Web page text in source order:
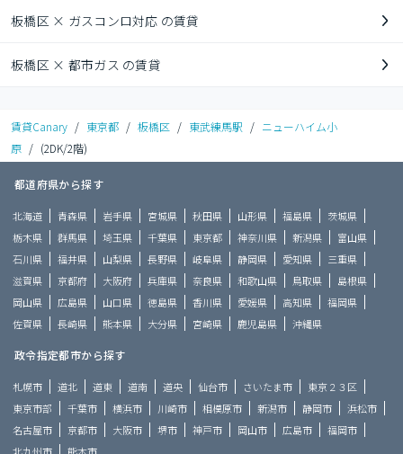
板橋区 × ガスコンロ対応 の賃貸
板橋区 × 都市ガス の賃貸
賃貸Canary / 東京都 / 板橋区 / 東武練馬駅 / ニューハイム小
原 / (2DK/2階)
都道府県から探す
北海道 青森県 岩手県 宮城県 秋田県 山形県 福島県
茨城県
栃木県
群馬県 埼玉県 千葉県 東京都 神奈川県 新潟県
富山県
石川県
福井県 山梨県 長野県 岐阜県 静岡県 愛知県
三重県
滋賀県
京都府 大阪府 兵庫県 奈良県 和歌山県 鳥取県
島根県
岡山県
広島県 山口県 徳島県 香川県 愛媛県 高知県
福岡県
佐賀県
長崎県 熊本県 大分県 宮崎県 鹿児島県 沖縄県
政令指定都市から探す
札幌市 道北 道東 道南 道央 仙台市 さいたま市
東京２３区
東京市部
千葉市 横浜市 川崎市 相模原市 新潟市 静岡市
浜松市
名古屋市
京都市 大阪市 堺市 神戸市 岡山市 広島市
福岡市